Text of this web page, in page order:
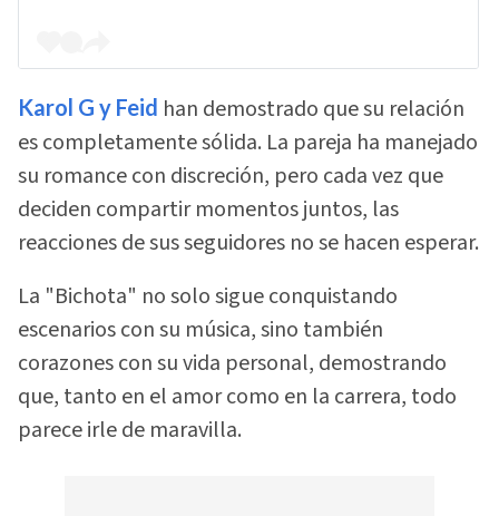
Karol G y Feid han demostrado que su relación
es completamente sólida. La pareja ha manejado
su romance con discreción, pero cada vez que
deciden compartir momentos juntos, las
reacciones de sus seguidores no se hacen esperar.
La "Bichota" no solo sigue conquistando
escenarios con su música, sino también
corazones con su vida personal, demostrando
que, tanto en el amor como en la carrera, todo
parece irle de maravilla.